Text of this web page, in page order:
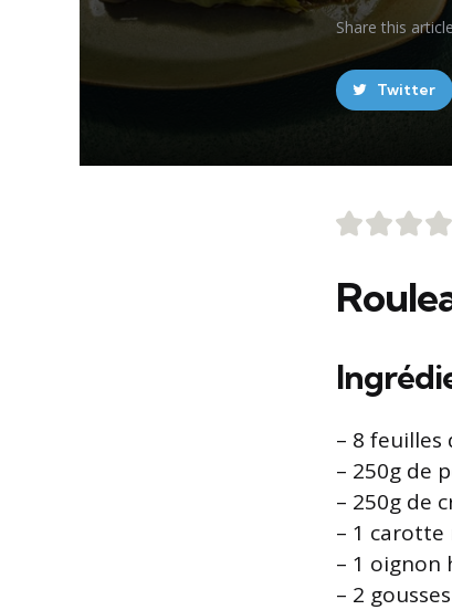
Share this article
Twitter
– 8 feuilles
– 250g de
– 250g de
– 1 carotte
– 1 oignon
– 2